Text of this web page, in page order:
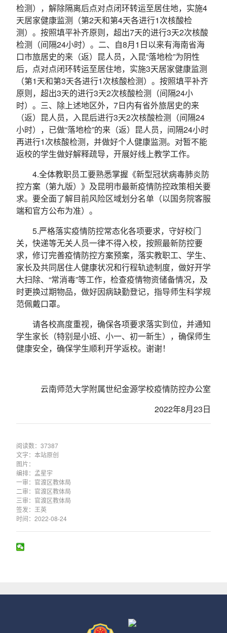
检测），解除隔离后点对点闭环转运至居住地，实施4
天居家健康监测（第2天和第4天各进行1次核酸检
测）。按照填平补齐原则，超出7天的进行3天2次核酸
检测（间隔24小时）。二、自8月1日以来有海南省海
口市旅居史的来（返）昆人员，入昆“落地检”为阴性
后，点对点闭环转运至居住地，实施3天居家健康监测
（第1天和第3天各进行1次核酸检测）。按照填平补齐
原则，超出3天的进行3天2次核酸检测（间隔24小
时）。三、除上述地区外，7日内有省外旅居史的来
（返）昆人员，入昆后进行3天2次核酸检测（间隔24
小时），已做“落地检”的来（返）昆人员，间隔24小时
再进行1次核酸检测，并做好个人健康监测。对暂不能
返校的学生做好解释疏导，开展好线上教学工作。
4.全体教职员工要熟悉掌握《新型冠状病毒肺炎防
控方案（第九版）》及昆明市最新疫情防控政策相关要
求。要全面了解目前风险区域划分名单（以国务院客服
端和官方公布为准）。
5.严格落实疫情防控常态化各项要求，守好校门
关，快递等无关人员一律不得入校，按照最新防控要
求，修订完善疫情防控方案预案，落实教职工、学生、
家长及共同居住人健康状况和行程轨迹制度，做好开学
大扫除、“常消毒”等工作，检查疫情物资储备情况，及
时更换过期物品，做好因病缺勤登记，指导师生科学规
范佩戴口罩。
请各校高度重视，确保各项要求落实到位，并通知
学生家长（特别是小班、小一、初一新生），确保师生
健康安全，确保学生顺利开学返校。谢谢！
云南师范大学附属世纪金源学校疫情防控办公室
2022年8月23日
阅读数：37387
文字：本站原创
图片：
编排：孟星宇
一审：官渡区教体局
二审：官渡区教体局
三审：官渡区教体局
签发：王英
时间：2022-08-24